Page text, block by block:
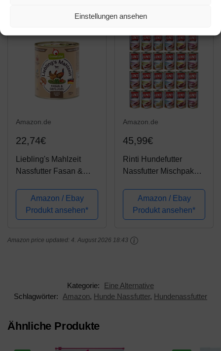
Einstellungen ansehengetreidefrei mit extra
Amazon.de
22,74€
Liebling's Mahlzeit
Nassfutter Fasan &
800 g)Amazon / Ebay
Produkt ansehen*
Amazon.de
45,99€
Rinti Hundefutter
Nassfutter Mischpaket
Amazon / Ebay
Produkt ansehen*
Amazon price updated: 4. August 2026 18:43
Kategorie:
Eine Alternative
Schlagwörter:
Amazon, Hunde Nassfutter, Hundenassfutter
Ähnliche Produkte